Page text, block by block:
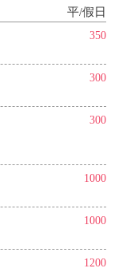
平/假日
350
300
300
1000
1000
1200